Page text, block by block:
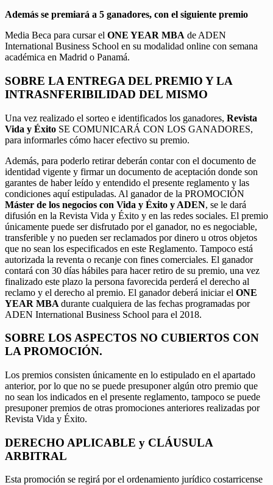
Además se premiará a 5 ganadores, con el siguiente premio
Media Beca para cursar el ONE YEAR MBA de ADEN
International Business School en su modalidad online con semana
académica en Madrid o Panamá.
SOBRE LA ENTREGA DEL PREMIO Y LA
INTRASNFERIBILIDAD DEL MISMO
Una vez realizado el sorteo e identificados los ganadores, Revista
Vida y Éxito SE COMUNICARÁ CON LOS GANADORES,
para informarles cómo hacer efectivo su premio.
Además, para poderlo retirar deberán contar con el documento de
identidad vigente y firmar un documento de aceptación donde son
garantes de haber leído y entendido el presente reglamento y las
condiciones aquí estipuladas. Al ganador de la PROMOCIÓN
Máster de los negocios con Vida y Éxito y ADEN, se le dará
difusión en la Revista Vida y Éxito y en las redes sociales. El premio
únicamente puede ser disfrutado por el ganador, no es negociable,
transferible y no pueden ser reclamados por dinero u otros objetos
que no sean los especificados en este Reglamento. Tampoco está
autorizada la reventa o recanje con fines comerciales. El ganador
contará con 30 días hábiles para hacer retiro de su premio, una vez
finalizado este plazo la persona favorecida perderá el derecho al
reclamo y el derecho al premio. El ganador deberá iniciar el ONE
YEAR MBA durante cualquiera de las fechas programadas por
ADEN International Business School para el 2018.
SOBRE LOS ASPECTOS NO CUBIERTOS CON
LA PROMOCIÓN.
Los premios consisten únicamente en lo estipulado en el apartado
anterior, por lo que no se puede presuponer algún otro premio que
no sean los indicados en el presente reglamento, tampoco se puede
presuponer premios de otras promociones anteriores realizadas por
Revista Vida y Éxito.
DERECHO APLICABLE y CLÁUSULA
ARBITRAL
Esta promoción se regirá por el ordenamiento jurídico costarricense